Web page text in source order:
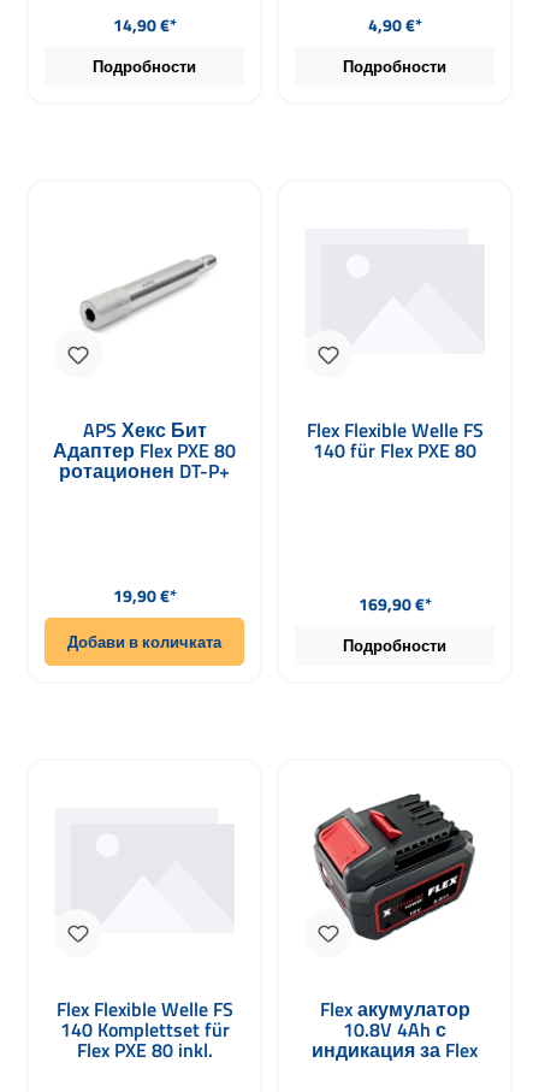
Редовна цена:
14,90 €*
Подробности
Редовна цена:
4,90 €*
Подробности
APS Хекс Бит
Адаптер Flex PXE 80
ротационен DT-P+
Редовна цена:
19,90 €*
Добави в количката
Flex Flexible Welle FS
140 für Flex PXE 80
Редовна цена:
169,90 €*
Подробности
Flex Flexible Welle FS
140 Komplettset für
Flex PXE 80 inkl.
Flex акумулатор
10.8V 4Ah с
индикация за Flex
системи